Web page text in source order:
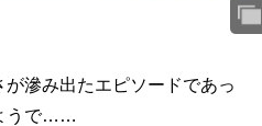
滲み出たエピソードであっ
うで……